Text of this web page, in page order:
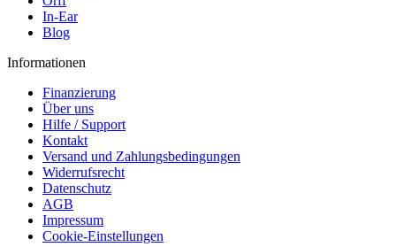
In-Ear
Blog
Informationen
Finanzierung
Über uns
Hilfe / Support
Kontakt
Versand und Zahlungsbedingungen
Widerrufsrecht
Datenschutz
AGB
Impressum
Cookie-Einstellungen